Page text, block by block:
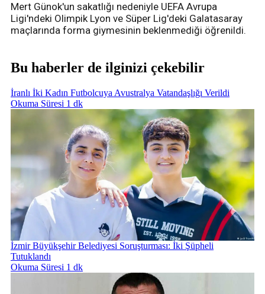
Mert Günok'un sakatlığı nedeniyle UEFA Avrupa
Ligi'ndeki Olimpik Lyon ve Süper Lig'deki Galatasaray
maçlarında forma giymesinin beklenmediği öğrenildi.
Bu haberler de ilginizi çekebilir
İranlı İki Kadın Futbolcuya Avustralya Vatandaşlığı Verildi
Okuma Süresi 1 dk
İzmir Büyükşehir Belediyesi Soruşturması: İki Şüpheli
Tutuklandı
Okuma Süresi 1 dk